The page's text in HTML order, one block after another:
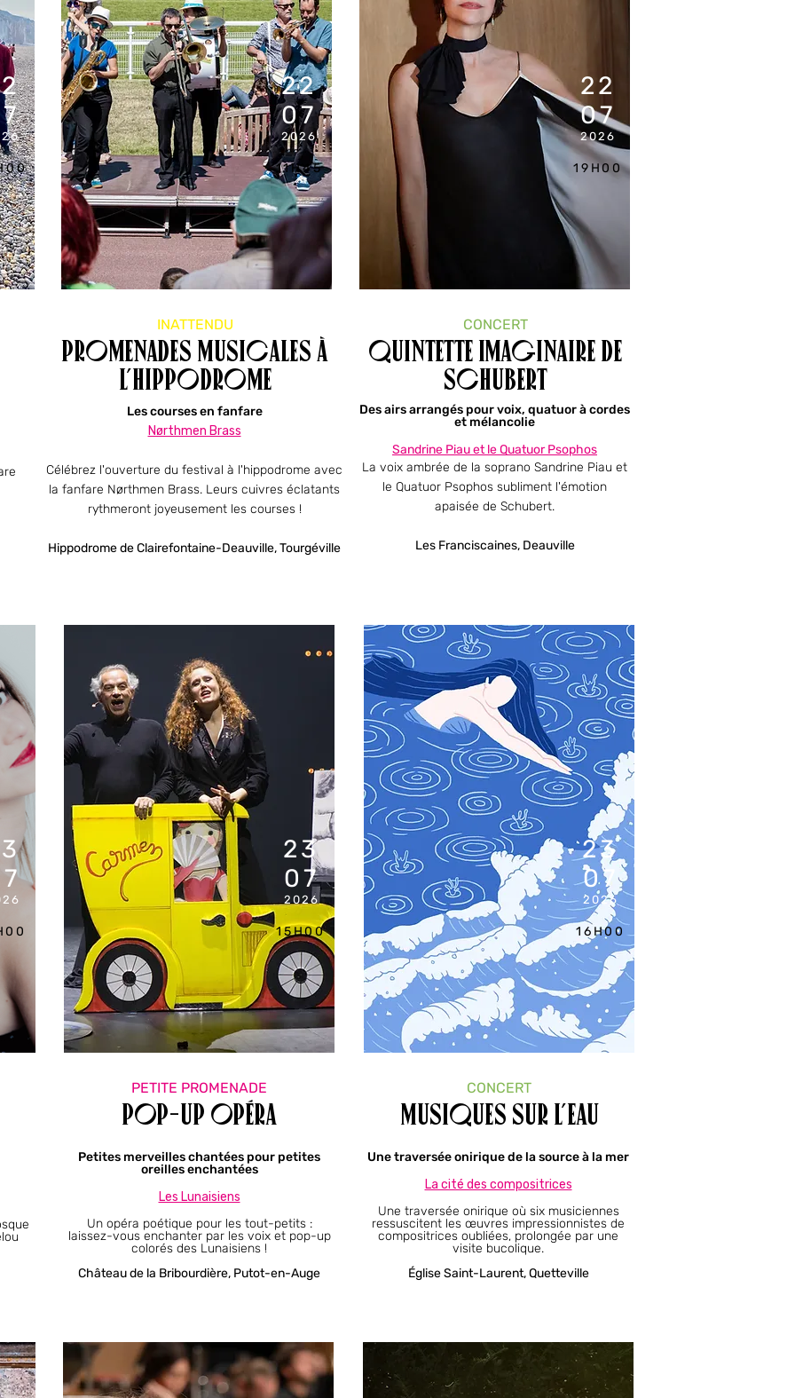
11H45
22
07
2026
INATTENDU
Promenades musicales à
l’hippodrome
Les courses en fanfare
Nørthmen Brass
Célébrez l'ouverture du festival à l'hippodrome avec
la fanfare Nørthmen Brass. Leurs cuivres éclatants
rythmeront joyeusement les courses !
Hippodrome de Clairefontaine-Deauville, Tourgéville
19H00
22
07
2026
CONCERT
Quintette imaginaire de
Schubert
Des airs arrangés pour voix, quatuor à cordes
et mélancolie
Sandrine Piau et le Quatuor Psophos
La voix ambrée de la soprano Sandrine Piau et
le Quatuor Psophos subliment l'émotion
apaisée de Schubert.
Les Franciscaines, Deauville
23
07
2026
15H00
PETITE PROMENADE
Pop-up Opéra
Petites merveilles chantées pour petites
oreilles enchantées
Les Lunaisiens​
Un opéra poétique pour les tout-petits :
laissez-vous enchanter par les voix et pop-up
colorés des Lunaisiens !
Château de la Bribourdière, Putot-en-Auge
16H00
23
07
2026
CONCERT
Musiques sur l’eau
Une traversée onirique de la source à la mer
La cité des compositrices​
Une traversée onirique où six musiciennes
ressuscitent les œuvres impressionnistes de
compositrices oubliées, prolongée par une
visite bucolique.
Église Saint-Laurent, Quetteville